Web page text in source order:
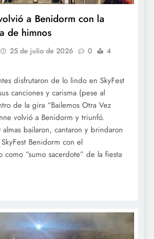
a Benidorm con la
de himnos
25 de julio de 2026 0
4
disfrutaron de lo lindo en SkyFest
canciones y carisma (pese al
de la gira “Bailemos Otra Vez
volvió a Benidorm y triunfó.
bailaron, cantaron y brindaron
Benidorm con el
como “sumo sacerdote” de la fiesta